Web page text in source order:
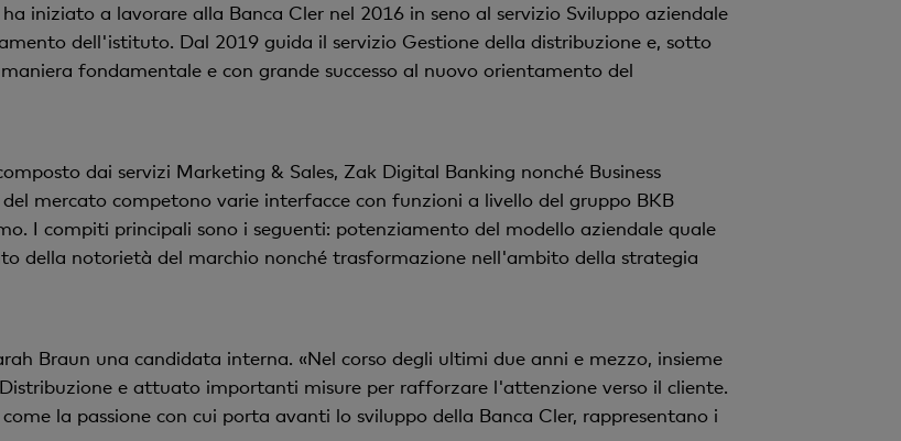
iniziato a lavorare alla Banca Cler nel 2016 in seno al servizio Sviluppo aziendale
dell'istituto. Dal 2019 guida il servizio Gestione della distribuzione e, sotto
fondamentale e con grande successo al nuovo orientamento del
dai servizi Marketing & Sales, Zak Digital Banking nonché Business
mercato competono varie interfacce con funzioni a livello del gruppo BKB
I compiti principali sono i seguenti: potenziamento del modello aziendale quale
della notorietà del marchio nonché trasformazione nell'ambito della strategia
Braun una candidata interna. «Nel corso degli ultimi due anni e mezzo, insieme
e attuato importanti misure per rafforzare l'attenzione verso il cliente.
la passione con cui porta avanti lo sviluppo della Banca Cler, rappresentano i